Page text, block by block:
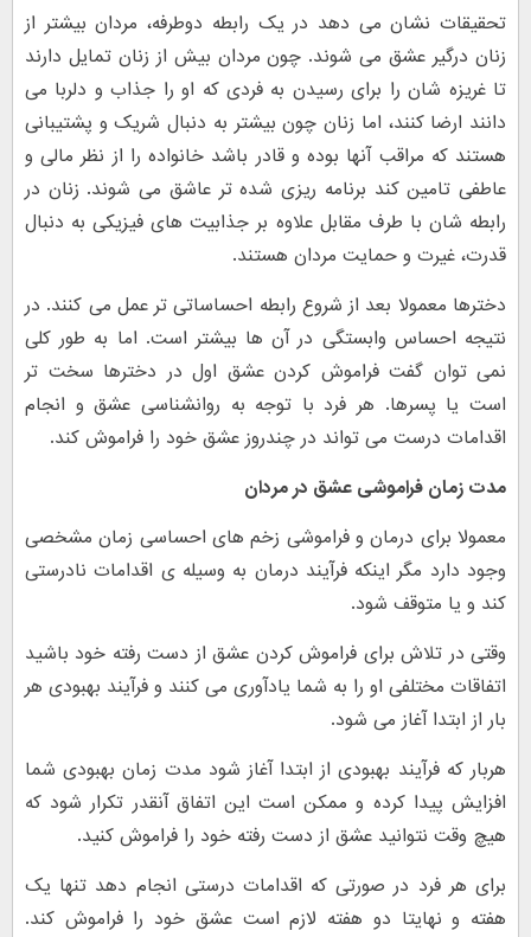
تحقیقات نشان می دهد در یک رابطه دوطرفه، مردان بیشتر از
زنان درگیر عشق می شوند. چون مردان بیش از زنان تمایل دارند
تا غریزه شان را برای رسیدن به فردی که او را جذاب و دلربا می
دانند ارضا کنند، اما زنان چون بیشتر به دنبال شریک و پشتیبانی
هستند که مراقب آنها بوده و قادر باشد خانواده را از نظر مالی و
عاطفی تامین کند برنامه ریزی شده تر عاشق می شوند. زنان در
رابطه شان با طرف مقابل علاوه بر جذابیت های فیزیکی به دنبال
قدرت، غیرت و حمایت مردان هستند.
دخترها معمولا بعد از شروع رابطه احساساتی تر عمل می کنند. در
نتیجه احساس وابستگی در آن ها بیشتر است. اما به طور کلی
نمی توان گفت فراموش کردن عشق اول در دخترها سخت تر
است یا پسرها. هر فرد با توجه به روانشناسی عشق و انجام
اقدامات درست می تواند در چندروز عشق خود را فراموش کند.
مدت زمان فراموشی عشق در مردان
معمولا برای درمان و فراموشی زخم های احساسی زمان مشخصی
وجود دارد مگر اینکه فرآیند درمان به وسیله ی اقدامات نادرستی
کند و یا متوقف شود.
وقتی در تلاش برای فراموش کردن عشق از دست رفته خود باشید
اتفاقات مختلفی او را به شما یادآوری می کنند و فرآیند بهبودی هر
بار از ابتدا آغاز می شود.
هربار که فرآیند بهبودی از ابتدا آغاز شود مدت زمان بهبودی شما
افزایش پیدا کرده و ممکن است این اتفاق آنقدر تکرار شود که
هیچ وقت نتوانید عشق از دست رفته خود را فراموش کنید.
برای هر فرد در صورتی که اقدامات درستی انجام دهد تنها یک
هفته و نهایتا دو هفته لازم است عشق خود را فراموش کند.